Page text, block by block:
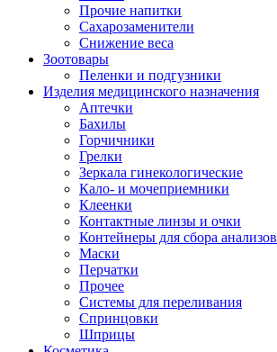
Прочие напитки
Сахарозаменители
Снижение веса
Зоотовары
Пеленки и подгузники
Изделия медицинского назначения
Аптечки
Бахилы
Горчичники
Грелки
Зеркала гинекологические
Кало- и мочеприемники
Клеенки
Контактные линзы и очки
Контейнеры для сбора анализов
Маски
Перчатки
Прочее
Системы для переливания
Спринцовки
Шприцы